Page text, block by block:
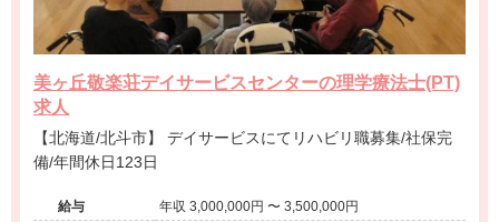
美ヶ丘敬楽荘デイサービスセンターの理学療法士(PT)
求人
【北海道/北斗市】 デイサービスにてリハビリ職募集/社保完
備/年間休日123日
給与
年収 3,000,000円 〜 3,500,000円